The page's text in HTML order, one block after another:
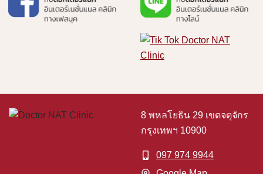
8 พหลโยธิน 29 เขตจตุจักร
กรุงเทพฯ 10900
097 974 9944